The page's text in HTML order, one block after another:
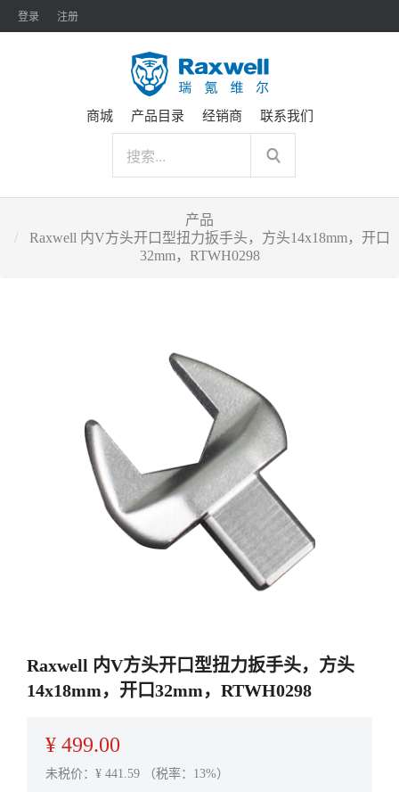
登录 注册
商城 产品目录 经销商 联系我们
产品
Raxwell 内V方头开口型扭力扳手头，方头14x18mm，开口
32mm，RTWH0298
Raxwell 内V方头开口型扭力扳手头，方头
14x18mm，开口32mm，RTWH0298
¥ 499.00
未税价：¥ 441.59 （税率：13%）